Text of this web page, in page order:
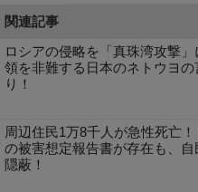
関連記事
ロシアの侵略を「真珠湾攻撃
領を非難する日本のネトウヨ
り！
周辺住民1万8千人が急性死亡
の被害想定報告書が存在も、
隠蔽！